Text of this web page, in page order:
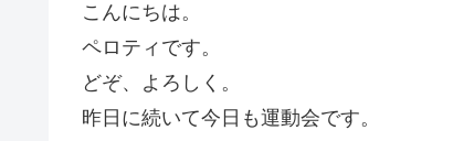
こんにちは。
ペロティです。
どぞ、よろしく。
昨日に続いて今日も運動会です。